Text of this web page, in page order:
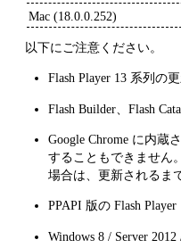
Mac (18.0.0.252)
以下にご注意ください。
Flash Player 13 系列の
Flash Builder、Flash
Google Chrome に内蔵
することもできません
場合は、更新されるま
PPAPI 版の Flash
Windows 8 / Server